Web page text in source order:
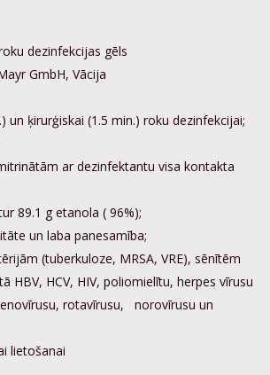
dezinfekcijas gēls
GmbH, Vācija
un ķirurģiskai (1.5 min.) roku dezinfekcijai;
ar dezinfektantu visa kontakta
89.1 g etanola ( 96%);
un laba panesamība;
(tuberkuloze, MRSA, VRE), sēnītēm
HBV, HCV, HIV, poliomielītu, herpes vīrusu
rotavīrusu, norovīrusu un
lietošanai